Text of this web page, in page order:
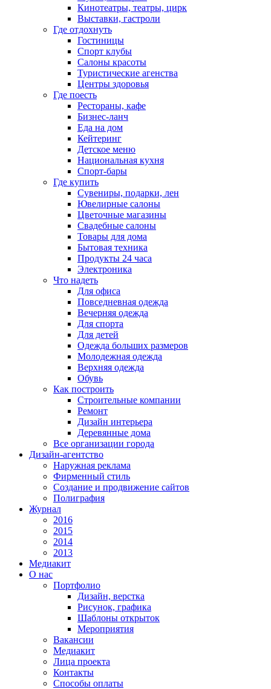
Кинотеатры, театры, цирк
Выставки, гастроли
Где отдохнуть
Гостиницы
Спорт клубы
Салоны красоты
Туристические агенства
Центры здоровья
Где поесть
Рестораны, кафе
Бизнес-ланч
Еда на дом
Кейтеринг
Детское меню
Национальная кухня
Спорт-бары
Где купить
Сувениры, подарки, лен
Ювелирные салоны
Цветочные магазины
Свадебные салоны
Товары для дома
Бытовая техника
Продукты 24 часа
Электроника
Что надеть
Для офиса
Повседневная одежда
Вечерняя одежда
Для спорта
Для детей
Одежда больших размеров
Молодежная одежда
Верхняя одежда
Обувь
Как построить
Строительные компании
Ремонт
Дизайн интерьера
Деревянные дома
Все организации города
Дизайн-агентство
Наружная реклама
Фирменный стиль
Создание и продвижение сайтов
Полиграфия
Журнал
2016
2015
2014
2013
Медиакит
О нас
Портфолио
Дизайн, верстка
Рисунок, графика
Шаблоны открыток
Мероприятия
Вакансии
Медиакит
Лица проекта
Контакты
Способы оплаты